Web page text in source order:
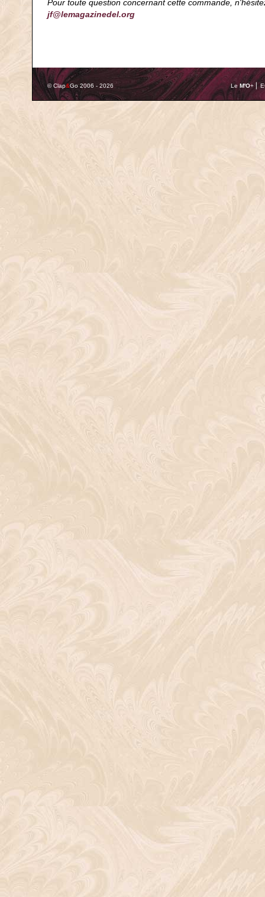
Pour toute question concernant cette commande,
jf@lemagazinedel.org
© Clap&Go 2006 - 2026 LeM'O+ ⎢